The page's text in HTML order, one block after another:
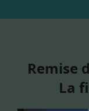
Remise
La